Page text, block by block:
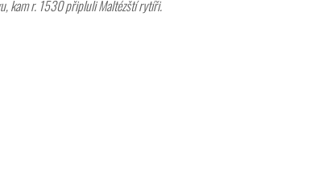
kam r. 1530 připluli Maltézští rytíři.
- Vysoká škola zdravotnická,